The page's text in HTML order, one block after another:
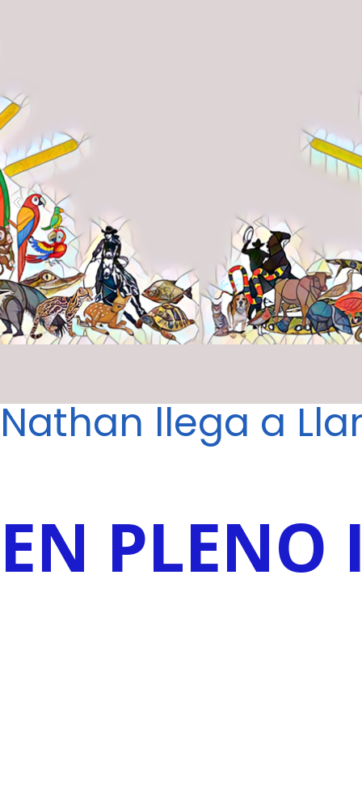
Nathan llega a
EN PLENO